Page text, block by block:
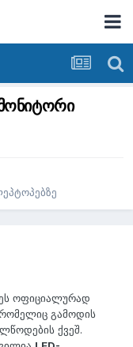
ოფიციალურად
გამოდის
ქვეშ.